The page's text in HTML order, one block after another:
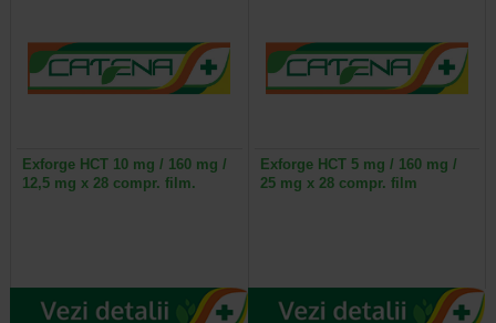
Exforge HCT 10 mg / 160 mg /
12,5 mg x 28 compr. film.
Exforge HCT 5 mg / 160 mg /
25 mg x 28 compr. film